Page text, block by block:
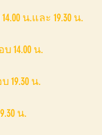
น.และ 19.30 น.
14.00 น.
19.30 น.
น.